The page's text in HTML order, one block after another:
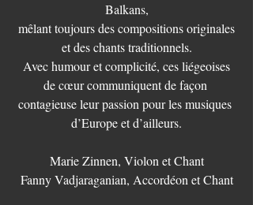
Balkans,
et des chants traditionnels.
de cœur communiquent de façon
contagieuse leur passion pour les musiques
d’Europe et d’ailleurs.
Marie Zinnen, Violon et Chant
Fanny Vadjaraganian, Accordéon et Chant